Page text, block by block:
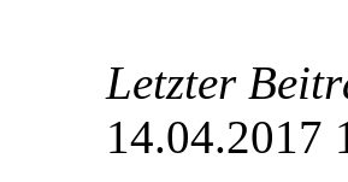
Letzter
14.04.2017